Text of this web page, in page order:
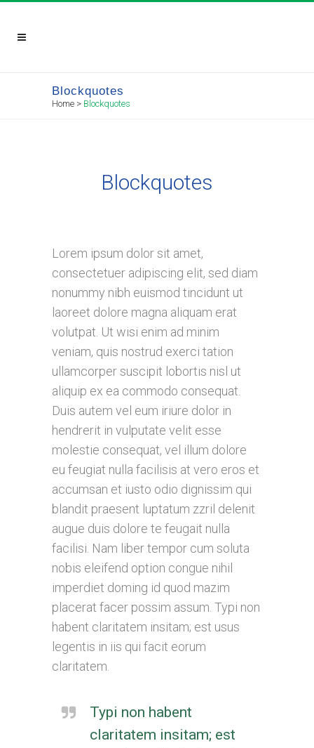
Blockquotes
Home > Blockquotes
Blockquotes
Lorem ipsum dolor sit amet,
consectetuer adipiscing elit, sed diam
nonummy nibh euismod tincidunt ut
laoreet dolore magna aliquam erat
volutpat. Ut wisi enim ad minim
veniam, quis nostrud exerci tation
ullamcorper suscipit lobortis nisl ut
aliquip ex ea commodo consequat.
Duis autem vel eum iriure dolor in
hendrerit in vulputate velit esse
molestie consequat, vel illum dolore
eu feugiat nulla facilisis at vero eros et
accumsan et iusto odio dignissim qui
blandit praesent luptatum zzril delenit
augue duis dolore te feugait nulla
facilisi. Nam liber tempor cum soluta
nobis eleifend option congue nihil
imperdiet doming id quod mazim
placerat facer possim assum. Typi non
habent claritatem insitam; est usus
legentis in iis qui facit eorum
claritatem.
Typi non habent
claritatem insitam; est